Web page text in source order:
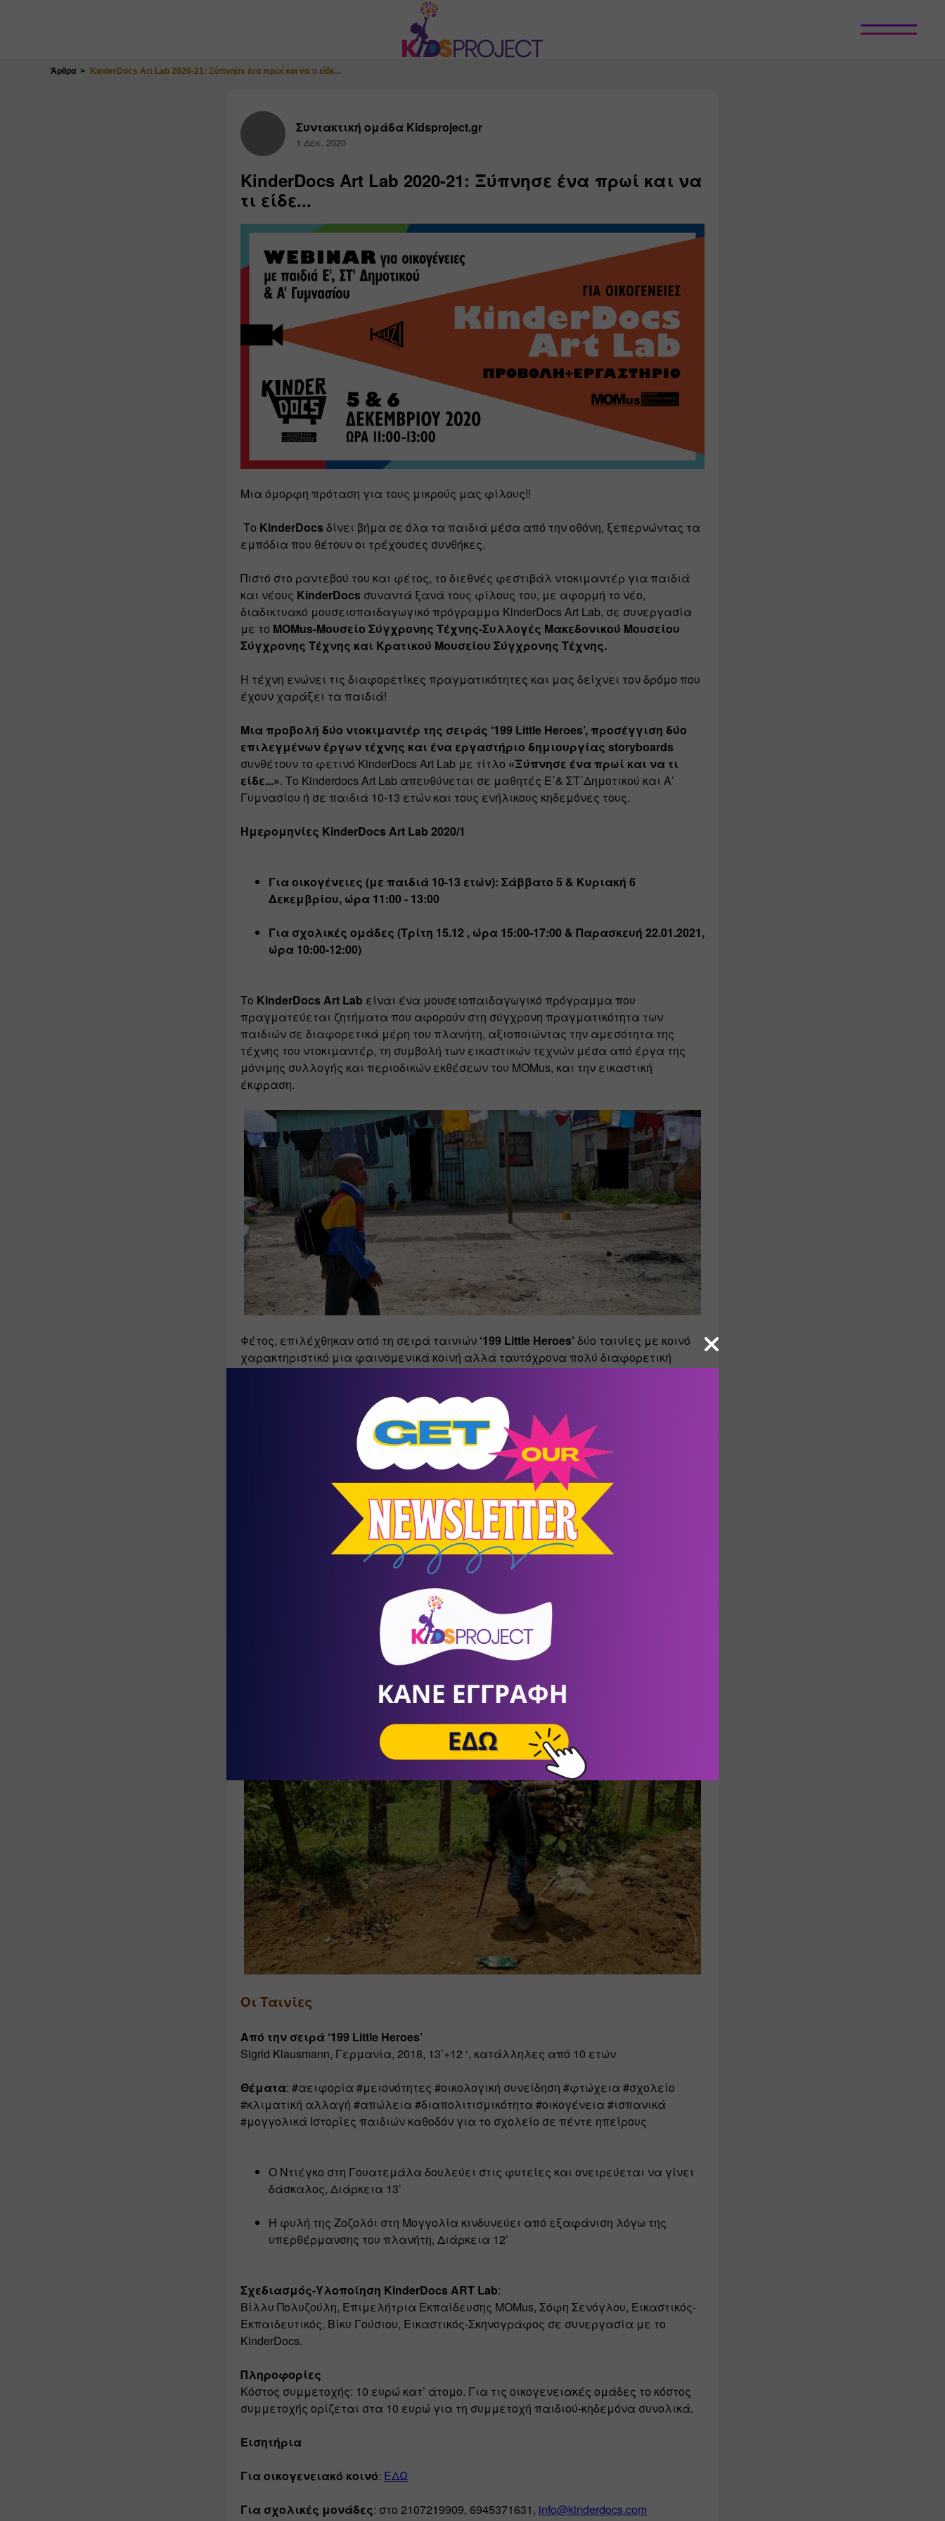
Άρθρα KinderDocs Art Lab 2020-21: Ξύπνησε ένα πρωί και να τι είδε...
Συντακτική ομάδα Kidsproject.gr
1 Δεκ, 2020
KinderDocs Art Lab 2020-21: Ξύπνησε ένα πρωί και να
τι είδε...
Μια όμορφη πρόταση για τους μικρούς μας φίλους!!
Το KinderDocs δίνει βήμα σε όλα τα παιδιά μέσα από την οθόνη, ξεπερνώντας τα
εμπόδια που θέτουν οι τρέχουσες συνθήκες.
Πιστό στο ραντεβού του και φέτος, το διεθνές φεστιβάλ ντοκιμαντέρ για παιδιά
και νέους KinderDocs συναντά ξανά τους φίλους του, με αφορμή το νέο,
διαδικτυακό μουσειοπαιδαγωγικό πρόγραμμα KinderDocs Art Lab, σε συνεργασία
με το ΜOMus-Μουσείο Σύγχρονης Τέχνης-Συλλογές Μακεδονικού Μουσείου
Σύγχρονης Τέχνης και Κρατικού Μουσείου Σύγχρονης Τέχνης.
Η τέχνη ενώνει τις διαφορετίκες πραγματικότητες και μας δείχνει τον δρόμο που
έχουν χαράξει τα παιδιά!
Μια προβολή δύο ντοκιμαντέρ της σειράς ‘199 Little Heroes’, προσέγγιση δύο
επιλεγμένων έργων τέχνης και ένα εργαστήριο δημιουργίας storyboards
συνθέτουν το φετινό KinderDocs Art Lab με τίτλο «Ξύπνησε ένα πρωί και να τι
είδε...». Το Kinderdocs Art Lab απευθύνεται σε μαθητές Ε΄& ΣΤ΄Δημοτικού και Α’
Γυμνασίου ή σε παιδιά 10-13 ετών και τους ενήλικους κηδεμόνες τους.
Ημερομηνίες KinderDocs Art Lab 2020/1
Για οικογένειες (με παιδιά 10-13 ετών): Σάββατο 5 & Κυριακή 6
Δεκεμβρίου, ώρα 11:00 - 13:00
Για σχολικές ομάδες (Τρίτη 15.12 , ώρα 15:00-17:00 & Παρασκευή 22.01.2021,
ώρα 10:00-12:00)
Το KinderDocs Art Lab είναι ένα μουσειοπαιδαγωγικό πρόγραμμα που
πραγματεύεται ζητήματα που αφορούν στη σύγχρονη πραγματικότητα των
παιδιών σε διαφορετικά μέρη του πλανήτη, αξιοποιώντας την αμεσότητα της
τέχνης του ντοκιμαντέρ, τη συμβολή των εικαστικών τεχνών μέσα από έργα της
μόνιμης συλλογής και περιοδικών εκθέσεων του MOMus, και την εικαστική
έκφραση.
Φέτος, επιλέχθηκαν από τη σειρά ταινιών ‘199 Little Heroes’ δύο ταινίες με κοινό
χαρακτηριστικό μια φαινομενικά κοινή αλλά ταυτόχρονα πολύ διαφορετική
στη δική μας πραγματικότητα, ανασύρει διαφορετικές αντιλήψεις σχετικά με
παραδοσιακές έννοιες, όπως η οικογένεια, αλλά και σύγχρονα κοινωνικά
δικαίωμα στην εκπαίδευση
περιβαλλοντική βιωσιμότητα/αειφορία
Οι παραπάνω έννοιες, με κεντρική την επανάληψη στην παιδική καθημερινότητα,
διευρύνονται μπροστά στο έργο του Γιάννη Κουνέλη από τη συλλογή του ΜOMus
Luchezar Boyadjiev από την αναδρομική περιοδική έκθεση με
«Ξαναχτίζοντας τον κόσμο των εικόνων. 1991-2019».
- τεχνική που χρησιμοποιείται στον κινηματογράφο για να
καταγράψει το προσχέδιο μιας ταινίας. Με θέμα «Ξύπνησε ένα πρωί και να τι
είδε...», οι συμμετέχοντες σχεδιάζουν τις αφηγήσεις οι οποίες θα φιλοξενηθούν
στη διαδικτυακή πλατφόρμα του MOMus, res.momus.gr.
Οι Ταινίες
Από την σειρά ‘199 Little Heroes’
Sigrid Klausmann, Γερμανία, 2018, 13’+12 ‘, κατάλληλες από 10 ετών
Θέματα: #αειφορία #μειονότητες #οικολογική συνείδηση #φτώχεια #σχολείο
#κλιματική αλλαγή #απώλεια #διαπολιτισμικότητα #οικογένεια #ισπανικά
#μογγολικά Ιστορίες παιδιών καθοδόν για το σχολείο σε πέντε ηπείρους
Ο Ντιέγκο στη Γουατεμάλα δουλεύει στις φυτείες και ονειρεύεται να γίνει
δάσκαλος, Διάρκεια 13’
Η φυλή της Ζοζολόι στη Μογγολία κινδυνεύει από εξαφάνιση λόγω της
υπερθέρμανσης του πλανήτη, Διάρκεια 12’
Σχεδιασμός-Υλοποίηση KinderDocs ART Lab:
Βίλλυ Πολυζούλη, Επιμελήτρια Εκπαίδευσης MOMus, Σόφη Σενόγλου, Εικαστικός-
Εκπαιδευτικός, Βίκυ Γούσιου, Εικαστικός-Σκηνογράφος σε συνεργασία με το
KinderDocs.
Πληροφορίες
Κόστος συμμετοχής: 10 ευρώ κατ’ άτομο. Για τις οικογενειακές ομάδες το κόστος
συμμετοχής ορίζεται στα 10 ευρώ για τη συμμετοχή παιδιού-κηδεμόνα συνολικά.
Εισητήρια
Για οικογενειακό κοινό: ΕΔΩ
Για σχολικές μονάδες: στο 2107219909, 6945371631, info@kinderdocs.com